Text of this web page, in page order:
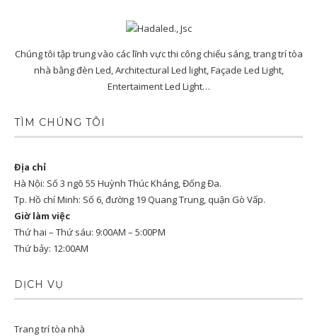
Chúng tôi tập trung vào các lĩnh vực thi công chiếu sáng, trang trí tòa
nhà bằng đèn Led, Architectural Led light, Façade Led Light,
Entertaiment Led Light…
TÌM CHÚNG TÔI
Địa chỉ
Hà Nội: Số 3 ngõ 55 Huỳnh Thúc Kháng, Đống Đa.
Tp. Hồ chí Minh: Số 6, đường 19 Quang Trung, quận Gò Vấp.
Giờ làm việc
Thứ hai – Thứ sáu: 9:00AM – 5:00PM
Thứ bảy: 12:00AM
DỊCH VỤ
Trang trí tòa nhà